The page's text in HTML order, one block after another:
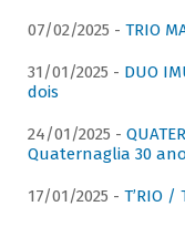
07/02/2025 - TRIO
31/01/2025 - DUO
dois
24/01/2025 -
Quaternaglia 30
17/01/2025 - T’RIO /